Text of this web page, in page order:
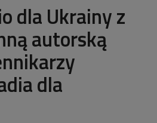
dla Ukrainy z
autorską
dla